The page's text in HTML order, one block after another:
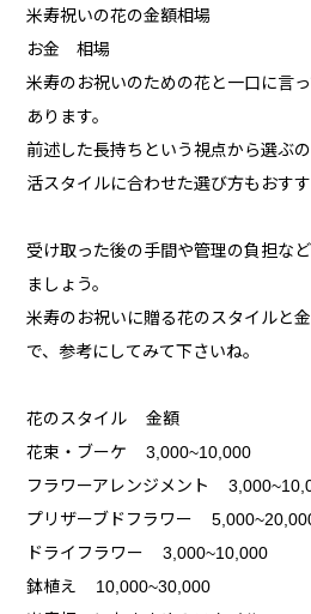
米寿祝いの花の金額相場
お金 相場
米寿のお祝いのための花と一口に言
あります。
前述した長持ちという視点から選ぶ
活スタイルに合わせた選び方もおすす
受け取った後の手間や管理の負担な
ましょう。
米寿のお祝いに贈る花のスタイルと
で、参考にしてみて下さいね。
花のスタイル 金額
花束・ブーケ 3,000~10,000
フラワーアレンジメント
プリザーブドフラワー
ドライフラワー 3,000~10,000
鉢植え 10,000~30,000